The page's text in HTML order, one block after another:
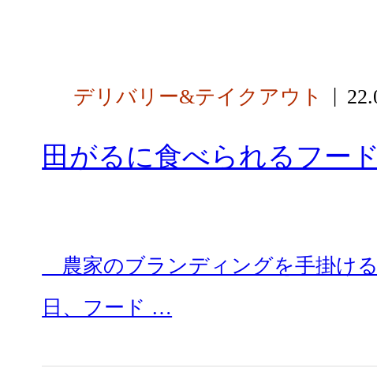
デリバリー&テイクアウト
田がるに食べられるフー
農家のブランディングを手掛け
日、フード …